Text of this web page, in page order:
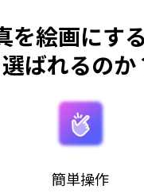
を絵画にす
選ばれるのか
簡単操作